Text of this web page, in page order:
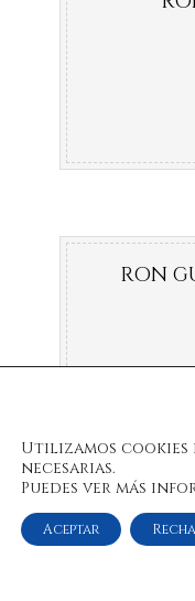
RON
Utilizamos cookies
necesarias.
Puedes ver más
Aceptar